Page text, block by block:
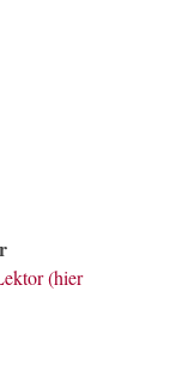
(hier